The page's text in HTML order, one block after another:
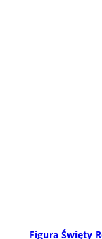
Figura Święty